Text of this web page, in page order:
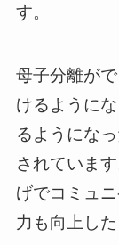
す。
母子分離が
けるように
るようにな
されていま
げでコミュ
力も向上した